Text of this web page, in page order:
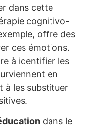
dans cette
cognitivo-
offre des
ces émotions.
à identifier les
en
à les substituer
dans le